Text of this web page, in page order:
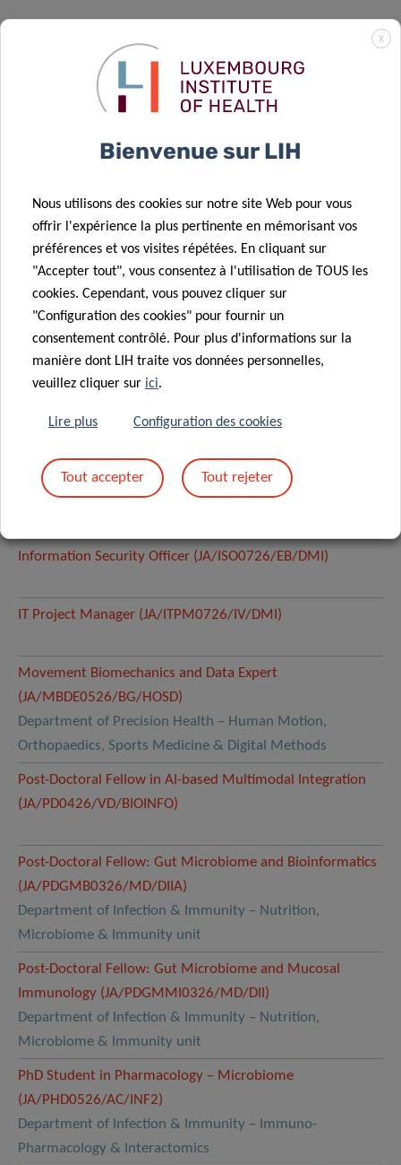
POSTES À POURVOIR
Department of Cancer Research – Cytoskeleton & Cancer
Master’s Student: Applied Statistics in Social Robotics
(Mandatory internship only) (ERJ)
Clinical Research Regulatory Officer
(JA/CRRO0126/LG/CIEC)
Translational Medicine Operations Hub – Clinical &
Epidemiological Investigation Center
Data Scientist in AI – Department of Infection & Immunity
(JA/DS0326/PN/DMIDII)
Head of Quality Management (JA/HOQM0726/FG/GM)
General Management – Quality & Safety Management
Information Security Officer (JA/ISO0726/EB/DMI)
IT Project Manager (JA/ITPM0726/IV/DMI)
Movement Biomechanics and Data Expert
(JA/MBDE0526/BG/HOSD)
Department of Precision Health – Human Motion,
Orthopaedics, Sports Medicine & Digital Methods
Post-Doctoral Fellow in AI-based Multimodal Integration
(JA/PD0426/VD/BIOINFO)
Post-Doctoral Fellow: Gut Microbiome and Bioinformatics
(JA/PDGMB0326/MD/DIIA)
Department of Infection & Immunity – Nutrition,
Microbiome & Immunity unit
Post-Doctoral Fellow: Gut Microbiome and Mucosal
Immunology (JA/PDGMMI0326/MD/DII)
Department of Infection & Immunity – Nutrition,
Microbiome & Immunity unit
PhD Student in Pharmacology – Microbiome
(JA/PHD0526/AC/INF2)
Department of Infection & Immunity – Immuno-
Pharmacology & Interactomics
X
Bienvenue sur LIH
Nous utilisons des cookies sur notre site Web pour vous
offrir l'expérience la plus pertinente en mémorisant vos
préférences et vos visites répétées. En cliquant sur
"Accepter tout", vous consentez à l'utilisation de TOUS les
cookies. Cependant, vous pouvez cliquer sur
"Configuration des cookies" pour fournir un
consentement contrôlé. Pour plus d'informations sur la
manière dont LIH traite vos données personnelles,
veuillez cliquer sur ici.
Lire plus Configuration des cookies
Tout accepter Tout rejeter